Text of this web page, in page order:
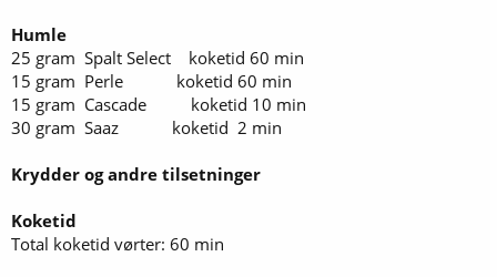
Humle
25 gram Spalt Select koketid 60 min
15 gram Perle koketid 60 min
15 gram Cascade koketid 10 min
30 gram Saaz koketid 2 min
Krydder og andre tilsetninger
Koketid
Total koketid vørter: 60 min